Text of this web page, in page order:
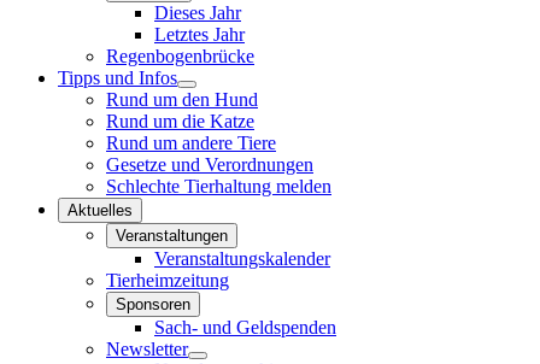
Dieses Jahr
Letztes Jahr
Regenbogenbrücke
Tipps und Infos
Rund um den Hund
Rund um die Katze
Rund um andere Tiere
Gesetze und Verordnungen
Schlechte Tierhaltung melden
Aktuelles
Veranstaltungen
Veranstaltungskalender
Tierheimzeitung
Sponsoren
Sach- und Geldspenden
Newsletter